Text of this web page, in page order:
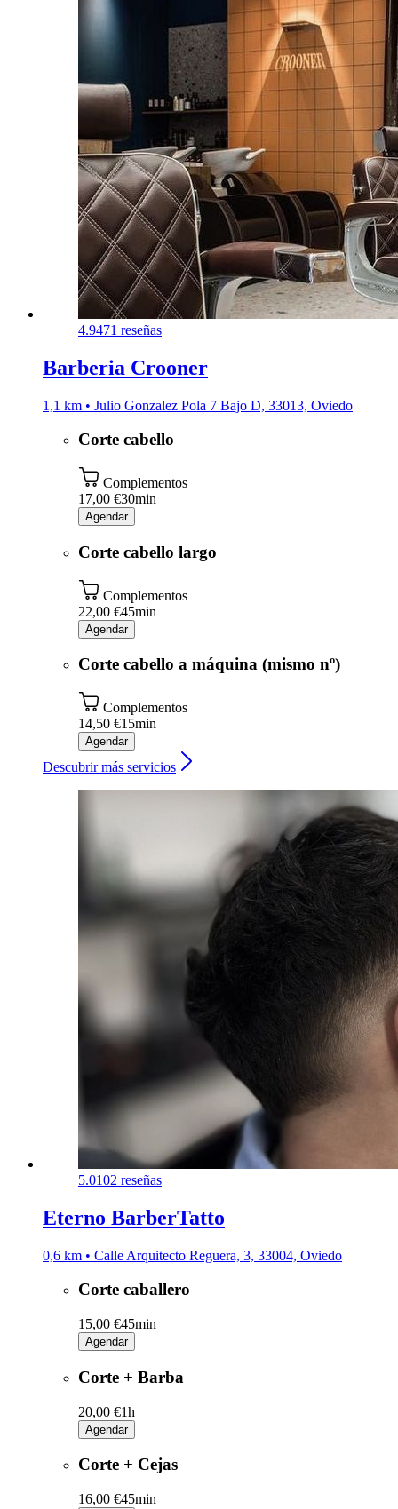
4.9471 reseñas
Barberia Crooner
1,1 km • Julio Gonzalez Pola 7 Bajo D, 33013, Oviedo
Corte cabello
Complementos
17,00 €30min
Agendar
Corte cabello largo
Complementos
22,00 €45min
Agendar
Corte cabello a máquina (mismo nº)
Complementos
14,50 €15min
Agendar
Descubrir más servicios
5.0102 reseñas
Eterno BarberTatto
0,6 km • Calle Arquitecto Reguera, 3, 33004, Oviedo
Corte caballero
15,00 €45min
Agendar
Corte + Barba
20,00 €1h
Agendar
Corte + Cejas
16,00 €45min